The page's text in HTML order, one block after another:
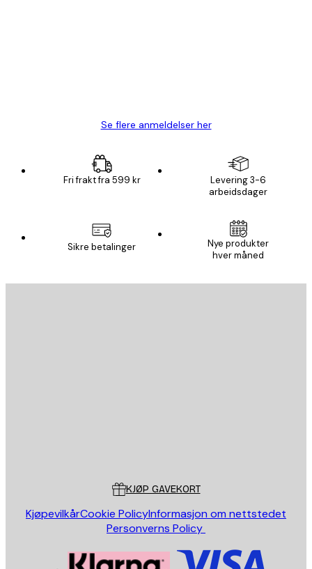
Se flere anmeldelser her
Fri frakt fra 599 kr
Levering 3-6
arbeidsdager
Sikre betalinger
Nye produkter
hver måned
KJØP GAVEKORT
KjøpevilkårCookie PolicyInformasjon om nettstedet
Personverns Policy